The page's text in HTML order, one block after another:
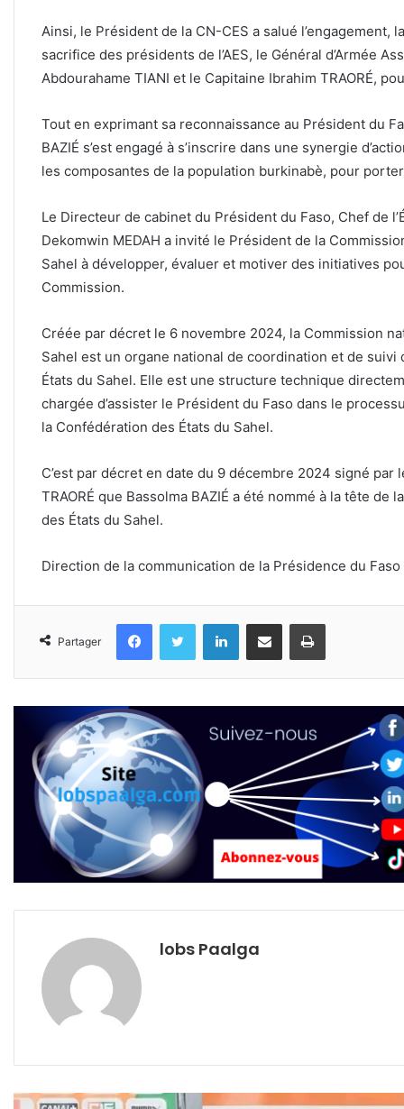
Ainsi, le Président de la CN-CES a salué l’engagement,
sacrifice des présidents de l’AES, le Général d’Armée
Abdourahame TIANI et le Capitaine Ibrahim TRAORÉ,
Tout en exprimant sa reconnaissance au Président du
BAZIÉ s’est engagé à s’inscrire dans une synergie
les composantes de la population burkinabè, pour
Le Directeur de cabinet du Président du Faso, Chef de
Dekomwin MEDAH a invité le Président de la
Sahel à développer, évaluer et motiver des initiatives
Commission.
Créée par décret le 6 novembre 2024, la Commission
Sahel est un organe national de coordination et de
États du Sahel. Elle est une structure technique
chargée d’assister le Président du Faso dans le
la Confédération des États du Sahel.
C’est par décret en date du 9 décembre 2024 signé
TRAORÉ que Bassolma BAZIÉ a été nommé à la tête
des États du Sahel.
Direction de la communication de la Présidence du Faso
Partager
FacebookTwitter LinkedinPartager par email Imprimer
lobs Paalga